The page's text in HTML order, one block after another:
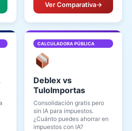
Ver Comparativa→
CALCULADORA PÚBLICA
Deblex vs
TuloImportas
Consolidación gratis pero
sin IA para impuestos.
¿Cuánto puedes ahorrar en
impuestos con IA?